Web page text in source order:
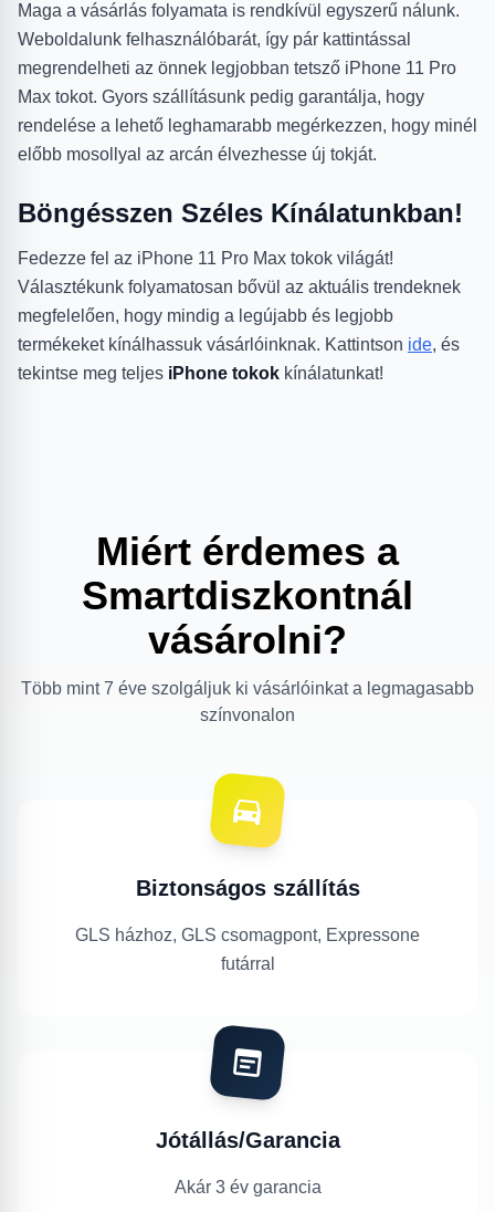
Maga a vásárlás folyamata is rendkívül egyszerű nálunk.
Weboldalunk felhasználóbarát, így pár kattintással
megrendelheti az önnek legjobban tetsző iPhone 11 Pro
Max tokot. Gyors szállításunk pedig garantálja, hogy
rendelése a lehető leghamarabb megérkezzen, hogy minél
előbb mosollyal az arcán élvezhesse új tokját.
Böngésszen Széles Kínálatunkban!
Fedezze fel az iPhone 11 Pro Max tokok világát!
Választékunk folyamatosan bővül az aktuális trendeknek
megfelelően, hogy mindig a legújabb és legjobb
termékeket kínálhassuk vásárlóinknak. Kattintson ide, és
tekintse meg teljes iPhone tokok kínálatunkat!
Miért érdemes a
Smartdiszkontnál
vásárolni?
Több mint 7 éve szolgáljuk ki vásárlóinkat a legmagasabb
színvonalon
Biztonságos szállítás
GLS házhoz, GLS csomagpont, Expressone
futárral
Jótállás/Garancia
Akár 3 év garancia